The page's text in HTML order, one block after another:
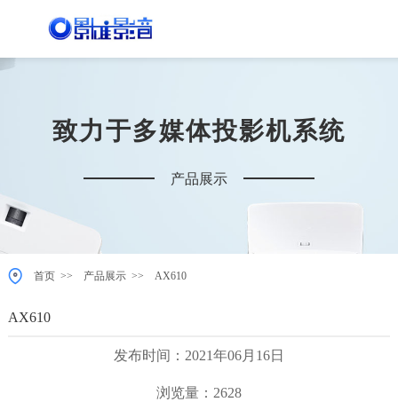
致力于多媒体投影机系统
产品展示
首页 >> 产品展示 >> AX610
AX610
发布时间：2021年06月16日
浏览量：2628